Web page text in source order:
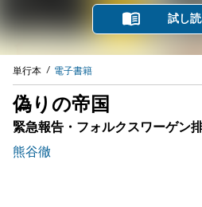
試し
単行本 電子書籍
偽りの帝国
緊急報告・フォルクスワーゲン
熊谷徹